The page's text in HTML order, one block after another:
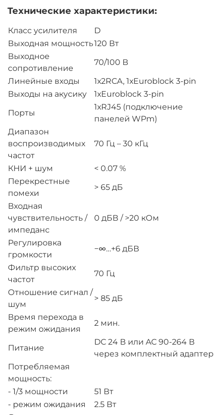
Технические характеристики:
Класс усилителя
D
Выходная мощность120 Вт
Выходное
сопротивление
70/100 В
Линейные входы
1х2RCA, 1хEuroblock 3-pin
Выходы на акусику
1хEuroblock 3-pin
Порты
1хRJ45 (подключение
панелей WPm)
Диапазон
воспроизводимых
частот
70 Гц – 30 кГц
КНИ + шум
< 0.07 %
Перекрестные
помехи
> 65 дБ
Входная
чувствительность /
импеданс
0 дБВ / >20 кОм
Регулировка
громкости
−∞…+6 дБВ
Фильтр высоких
частот
70 Гц
Отношение сигнал /
шум
> 85 дБ
Время перехода в
режим ожидания
2 мин.
Питание
DC 24 В или AC 90-264 В
через комплектный адаптер
Потребляемая
мощность:
- 1/3 мощности
51 Вт
- режим ожидания
2.5 Вт